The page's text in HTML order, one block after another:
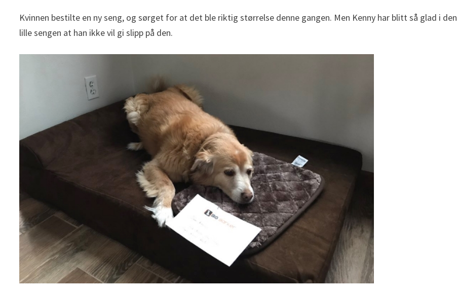
Kvinnen bestilte en ny seng, og sørget for at det ble riktig størrelse denne gangen. Men Kenny har blitt så glad i den
lille sengen at han ikke vil gi slipp på den.